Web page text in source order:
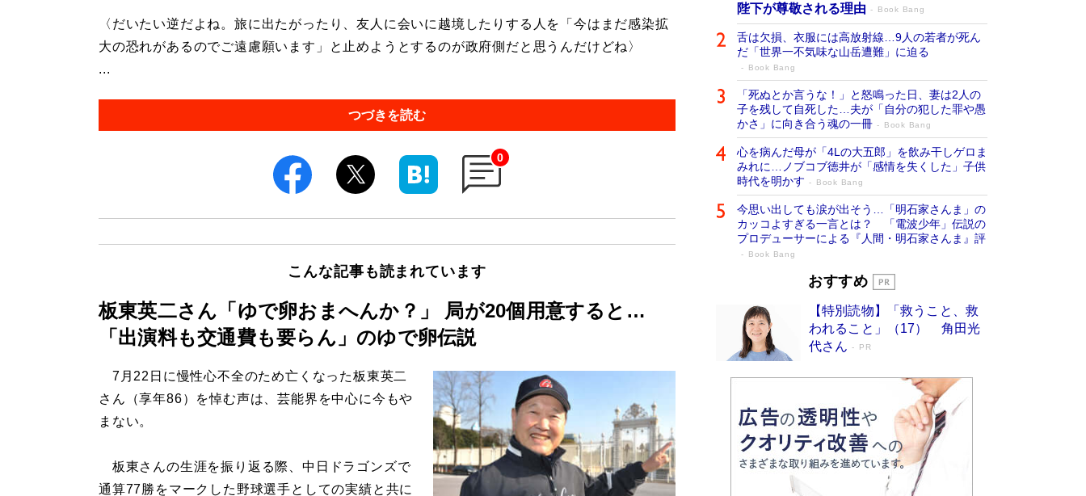
〈だいたい逆だよね。旅に出たがったり、友人に会いに越境したりする人を「今はまだ感染拡
大の恐れがあるのでご遠慮願います」と止めようとするのが政府側だと思うんだけどね〉
...
つづきを読む
0
こんな記事も読まれています
板東英二さん「ゆで卵おまへんか？」 局が20個用意すると…
「出演料も交通費も要らん」のゆで卵伝説
7月22日に慢性心不全のため亡くなった板東英二
さん（享年86）を悼む声は、芸能界を中心に今もや
まない。
板東さんの生涯を振り返る際、中日ドラゴンズで
通算77勝をマークした野球選手としての実績と共に
陛下が尊敬される理由
Book Bang
舌は欠損、衣服には高放射線…9人の若者が死ん
だ「世界一不気味な山岳遭難」に迫る
Book Bang
「死ぬとか言うな！」と怒鳴った日、妻は2人の
子を残して自死した…夫が「自分の犯した罪や愚
かさ」に向き合う魂の一冊
Book Bang
心を病んだ母が「4Lの大五郎」を飲み干しゲロま
みれに…ノブコブ徳井が「感情を失くした」子供
時代を明かす
Book Bang
今思い出しても涙が出そう…「明石家さんま」の
カッコよすぎる一言とは？ 「電波少年」伝説の
プロデューサーによる『人間・明石家さんま』評
Book Bang
「宇宙兄弟」最終46巻がベストセラー1
物語に幕 特装版には「宇宙で描かれたマ
ンガ」も収録
Book Bang
美輪明宏 晩年の回答を集めた『ほほえんで生き
「『火垂るの墓』は、大嘘である」原作者が抱き
続けた“自責の念”とは…「自己憐憫は描きたくな
い」監督が徹底的にこだわったこと（後編） #
戦争の記憶
Book Bang
入社10年目にして最下位の営業がトップに大逆
おすすめ
【特別読物】「救うこと、救
われること」（17） 角田光
代さん
PR